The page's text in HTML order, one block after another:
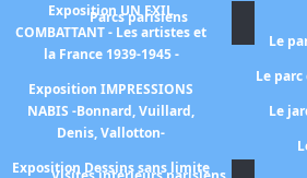
Exposition UN EXIL
COMBATTANT - Les artistes et
la France 1939-1945 -
Exposition IMPRESSIONS
NABIS -Bonnard, Vuillard,
Denis, Vallotton-
Exposition Dessins sans limite
Parcs parisiens
Le
Le
Le